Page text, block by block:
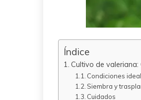
Índice
Cultivo de valeriana:
Condiciones
Siembra y
Cuidados